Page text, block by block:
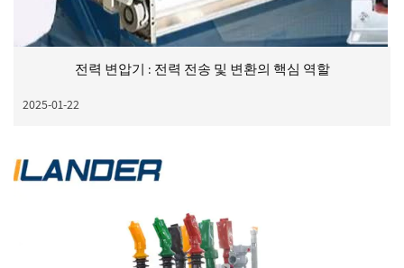
전력 변압기 : 전력 전송 및 변환의 핵심 역할
2025-01-22